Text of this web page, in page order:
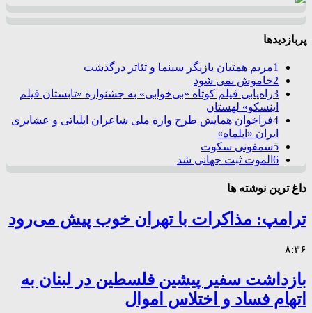
پربازدیدها
1مریم همتیان بازیگر سینما و تئاتر درگذشت
2خاموش نمی شود
3راه‌یابی فیلم کوتاه «بی‌خوابی» به جشنواره «تابستان فیلم
اینسکو» لهستان
4فراخوان همایش طرح واره ملی شاعران ایلیاتی و عشایری
ایران «ایلماه»
5سمفونی سکوت
6 الموت ثبت جهانی شد
داغ ترین نوشته ها
ترامپ: مذاکرات با تهران خوب پیش می‌رود
۸:۳۶
بازداشت سفیر پیشین فلسطین در لبنان به
اتهام فساد و اختلاس اموال